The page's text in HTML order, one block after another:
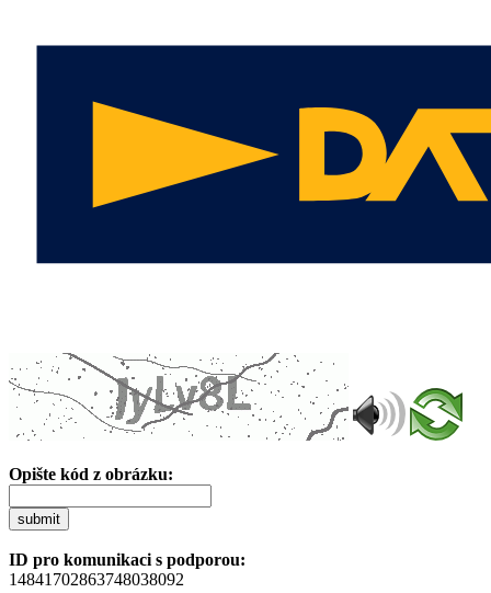
Opište kód z obrázku:
submit
ID pro komunikaci s podporou:
14841702863748038092